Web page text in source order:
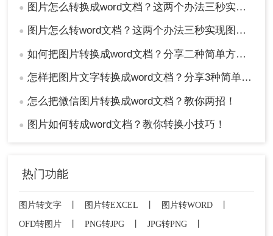
● 图片怎么转换成word文档？这两个办法三秒实现图片转文字
● 图片怎么转word文档？这两个办法三秒实现图片转文字
● 如何把图片转换成word文档？分享二种简单方法，1秒搞定！
● 怎样把图片文字转换成word文档？分享3种简单方法，1秒搞定！
● 怎么把微信图片转换成word文档？教你两招！
● 图片如何转成word文档？教你转换小技巧！
热门功能
图片转文字 图片转EXCEL 图片转WORD
OFD转图片
PNG转JPG JPG转PNG